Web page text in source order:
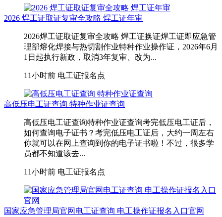
2026 焊工证取证复审全攻略 焊工证年审
2026焊工证取证复审全攻略 焊工证换证焊工证即应急管
理部熔化焊接与热切割作业特种作业操作证，2026年6月
1日起执行新政，取消3年复审、改为...
11小时前 电工证报名点
高低压电工证查询 特种作业证查询
高低压电工证查询特种作业证查询考完低压电工证后，
如何查询电子证书？考完低压电工证后，大约一周左右
你就可以在网上查询到你的电子证书啦！不过，很多学
员都不知道该去...
11小时前 电工证报名点
国家应急管理局官网电工证查询 电工操作证报名入口官网